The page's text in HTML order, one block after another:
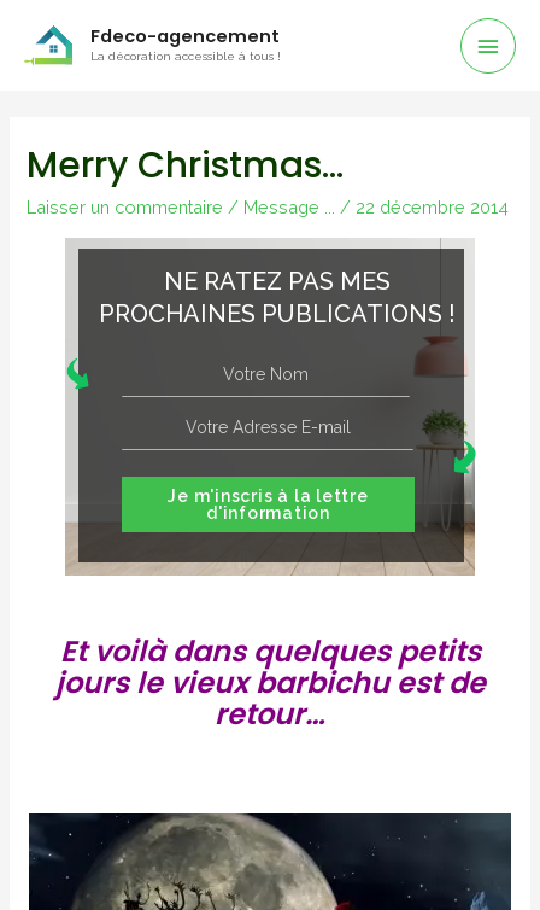
Fdeco-agencement
La décoration accessible à tous !
Merry Christmas…
Laisser un commentaire / Message ... / 22 décembre 2014
NE RATEZ PAS MES
PROCHAINES PUBLICATIONS !
Je m'inscris à la lettre
d'information
Et voilà dans quelques petits
jours le vieux barbichu est de
retour…